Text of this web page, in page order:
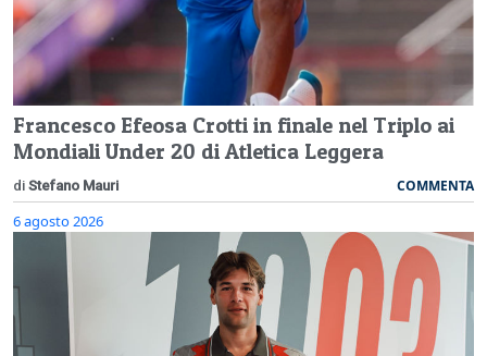
Francesco Efeosa Crotti in finale nel Triplo ai
Mondiali Under 20 di Atletica Leggera
di Stefano Mauri COMMENTA
6 agosto 2026